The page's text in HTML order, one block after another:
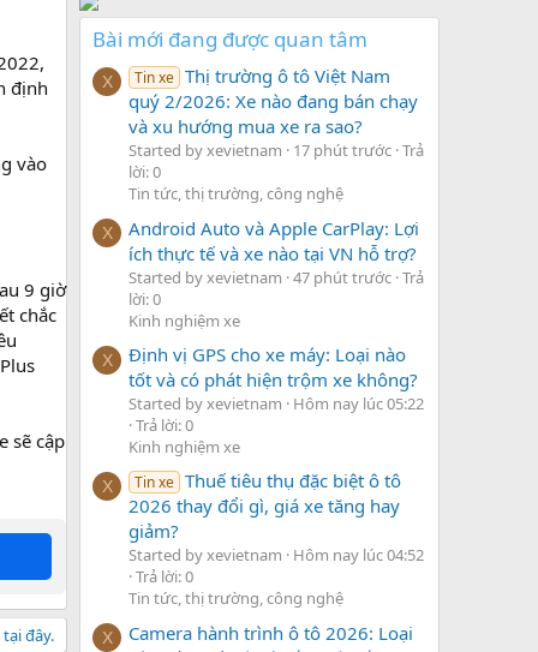
định
vào
9 giờ
chắc
sẽ cập
đây.
Bài mới đang được quan tâm
X Tin xe Thị trường ô tô Việt Nam
quý 2/2026: Xe nào đang bán chạy
và xu hướng mua xe ra sao?
Started by xevietnam 17 phút trước Trả
lời: 0
Tin tức, thị trường, công nghệ
X
Android Auto và Apple CarPlay: Lợi
ích thực tế và xe nào tại VN hỗ trợ?
Started by xevietnam 47 phút trước Trả
lời: 0
Kinh nghiệm xe
X
Định vị GPS cho xe máy: Loại nào
tốt và có phát hiện trộm xe không?
Started by xevietnam
Hôm nay lúc 05:22
Trả lời: 0
Kinh nghiệm xe
X Tin xe Thuế tiêu thụ đặc biệt ô tô
2026 thay đổi gì, giá xe tăng hay
giảm?
Started by xevietnam
Hôm nay lúc 04:52
Trả lời: 0
Tin tức, thị trường, công nghệ
X
Camera hành trình ô tô 2026: Loại